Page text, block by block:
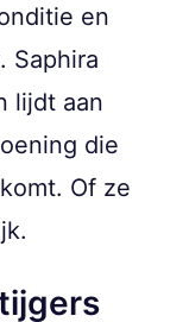
en
Saphira
lijdt aan
die
Of ze